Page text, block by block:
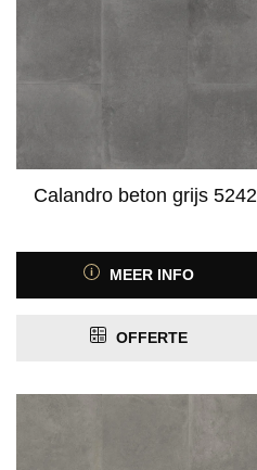
Calandro beton grijs 5242
MEER INFO
OFFERTE